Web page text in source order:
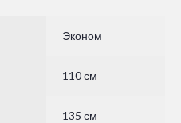
Эконом
110 см
135 см